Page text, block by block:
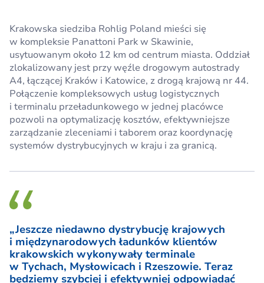
Krakowska siedziba Rohlig Poland mieści się
w kompleksie Panattoni Park w Skawinie,
usytuowanym około 12 km od centrum miasta. Oddział
zlokalizowany jest przy węźle drogowym autostrady
A4, łączącej Kraków i Katowice, z drogą krajową nr 44.
Połączenie kompleksowych usług logistycznych
i terminalu przeładunkowego w jednej placówce
pozwoli na optymalizację kosztów, efektywniejsze
zarządzanie zleceniami i taborem oraz koordynację
systemów dystrybucyjnych w kraju i za granicą.
„Jeszcze niedawno dystrybucję krajowych
i międzynarodowych ładunków klientów
krakowskich wykonywały terminale
w Tychach, Mysłowicach i Rzeszowie. Teraz
będziemy szybciej i efektywniej odpowiadać